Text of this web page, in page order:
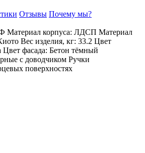
Отзывы Почему мы?
корпуса: ЛДСП Материал
Вес изделия, кг: 33.2 Цвет
Цвет фасада: Бетон тёмный
с доводчиком Ручки
поверхностях